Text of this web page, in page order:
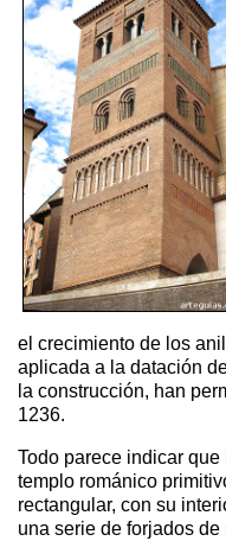
el crecimiento de los
aplicada a la datación
la construcción, han
1236.
Todo parece indicar que
templo románico
rectangular, con su
una serie de forjados